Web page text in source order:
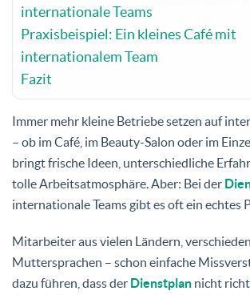
internationale Teams
Praxisbeispiel: Ein kleines Café mit
internationalem Team
Fazit
Immer mehr kleine Betriebe setzen auf
– ob im Café, im Beauty-Salon oder im
bringt frische Ideen, unterschiedliche
tolle Arbeitsatmosphäre. Aber: Bei der
internationale Teams gibt es oft ein echtes
Mitarbeiter aus vielen Ländern,
Muttersprachen – schon einfache
dazu führen, dass der Dienstplan nicht